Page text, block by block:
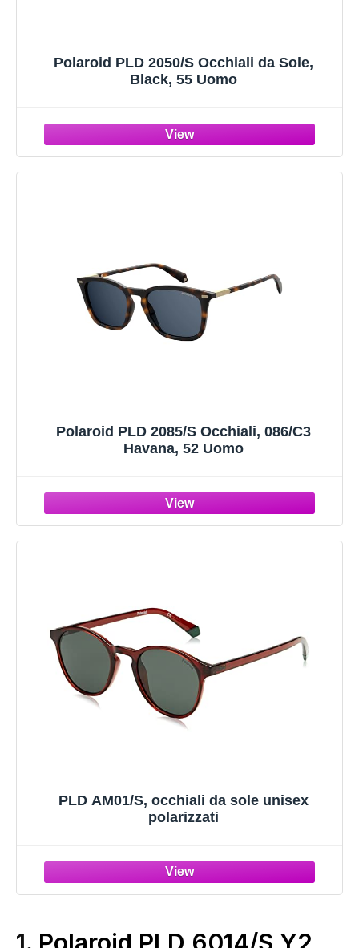
Polaroid PLD 2050/S Occhiali da Sole,
Black, 55 Uomo
Polaroid PLD 2085/S Occhiali, 086/C3
Havana, 52 Uomo
PLD AM01/S, occhiali da sole unisex
polarizzati